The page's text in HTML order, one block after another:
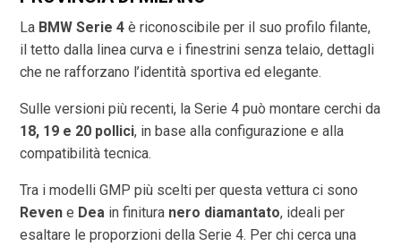
La BMW Serie 4 è riconoscibile per il suo profilo filante,
il tetto dalla linea curva e i finestrini senza telaio, dettagli
che ne rafforzano l’identità sportiva ed elegante.
Sulle versioni più recenti, la Serie 4 può montare cerchi da
18, 19 e 20 pollici, in base alla configurazione e alla
compatibilità tecnica.
Tra i modelli GMP più scelti per questa vettura ci sono
Reven e Dea in finitura nero diamantato, ideali per
esaltare le proporzioni della Serie 4. Per chi cerca una